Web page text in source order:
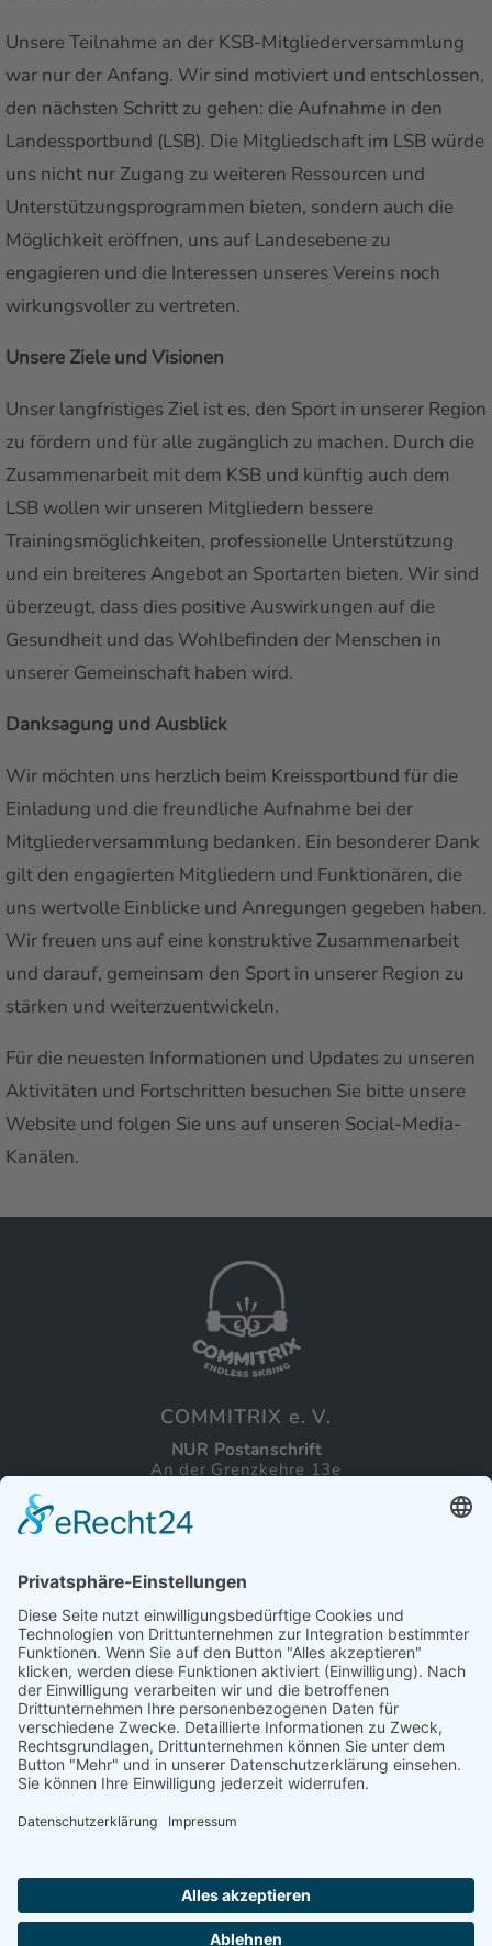
Unsere Teilnahme an der KSB-Mitgliederversammlung
war nur der Anfang. Wir sind motiviert und entschlossen,
den nächsten Schritt zu gehen: die Aufnahme in den
Landessportbund (LSB). Die Mitgliedschaft im LSB würde
uns nicht nur Zugang zu weiteren Ressourcen und
Unterstützungsprogrammen bieten, sondern auch die
Möglichkeit eröffnen, uns auf Landesebene zu
engagieren und die Interessen unseres Vereins noch
wirkungsvoller zu vertreten.
Unsere Ziele und Visionen
Unser langfristiges Ziel ist es, den Sport in unserer Region
zu fördern und für alle zugänglich zu machen. Durch die
Zusammenarbeit mit dem KSB und künftig auch dem
LSB wollen wir unseren Mitgliedern bessere
Trainingsmöglichkeiten, professionelle Unterstützung
und ein breiteres Angebot an Sportarten bieten. Wir sind
überzeugt, dass dies positive Auswirkungen auf die
Gesundheit und das Wohlbefinden der Menschen in
unserer Gemeinschaft haben wird.
Danksagung und Ausblick
Wir möchten uns herzlich beim Kreissportbund für die
Einladung und die freundliche Aufnahme bei der
Mitgliederversammlung bedanken. Ein besonderer Dank
gilt den engagierten Mitgliedern und Funktionären, die
uns wertvolle Einblicke und Anregungen gegeben haben.
Wir freuen uns auf eine konstruktive Zusammenarbeit
und darauf, gemeinsam den Sport in unserer Region zu
stärken und weiterzuentwickeln.
Für die neuesten Informationen und Updates zu unseren
Aktivitäten und Fortschritten besuchen Sie bitte unsere
Website und folgen Sie uns auf unseren Social-Media-
Kanälen.
COMMITRIX e. V.
NUR Postanschrift
An der Grenzkehre 13e
Tel.:
Mail:info@commitrix.de
rechtl. Inhalte
Impressum
Datenschutz
Kontakt
Design bymandego